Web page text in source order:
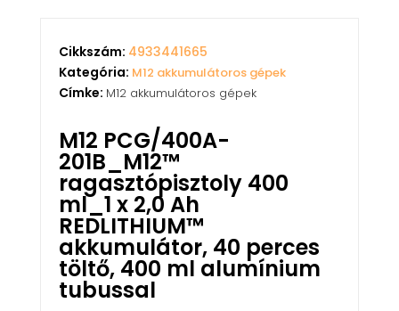
Cikkszám: 4933441665
Kategória: M12 akkumulátoros gépek
Címke: M12 akkumulátoros gépek
M12 PCG/400A-
201B_M12™
ragasztópisztoly 400
ml_1 x 2,0 Ah
REDLITHIUM™
akkumulátor, 40 perces
töltő, 400 ml alumínium
tubussal